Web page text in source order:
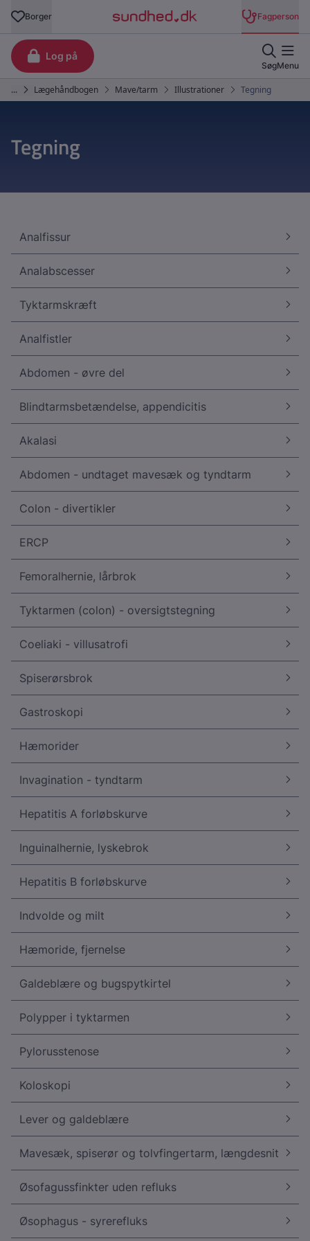
Tegning
Analfissur
Analabscesser
Tyktarmskræft
Analfistler
Abdomen - øvre del
Blindtarmsbetændelse, appendicitis
Akalasi
Abdomen - undtaget mavesæk og tyndtarm
Colon - divertikler
ERCP
Femoralhernie, lårbrok
Tyktarmen (colon) - oversigtstegning
Coeliaki - villusatrofi
Spiserørsbrok
Gastroskopi
Hæmorider
Invagination - tyndtarm
Hepatitis A forløbskurve
Inguinalhernie, lyskebrok
Hepatitis B forløbskurve
Indvolde og milt
Hæmoride, fjernelse
Galdeblære og bugspytkirtel
Polypper i tyktarmen
Pylorusstenose
Koloskopi
Lever og galdeblære
Mavesæk, spiserør og tolvfingertarm, længdesnit
Øsofagussfinkter uden refluks
Øsophagus - syrerefluks